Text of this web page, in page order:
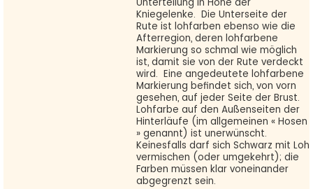
Kniegelenke. Die Unterseite der
Rute ist lohfarben ebenso wie die
Afterregion, deren lohfarbene
Markierung so schmal wie möglich
ist, damit sie von der Rute verdeckt
wird. Eine angedeutete lohfarbene
Markierung befindet sich, von vorn
gesehen, auf jeder Seite der Brust.
Lohfarbe auf den Außenseiten der
Hinterläufe (im allgemeinen « Hosen
» genannt) ist unerwünscht.
Keinesfalls darf sich Schwarz mit Loh
vermischen (oder umgekehrt); die
Farben müssen klar voneinander
abgegrenzt sein.